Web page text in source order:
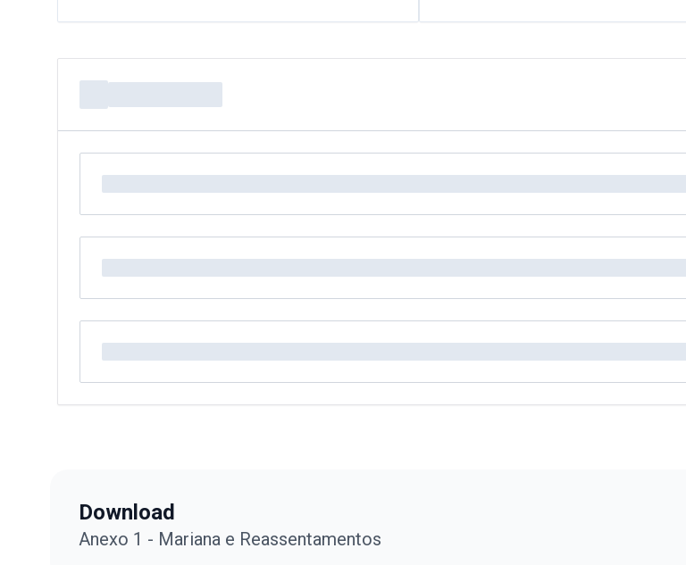
Download
Anexo 1 - Mariana e Reassentamentos